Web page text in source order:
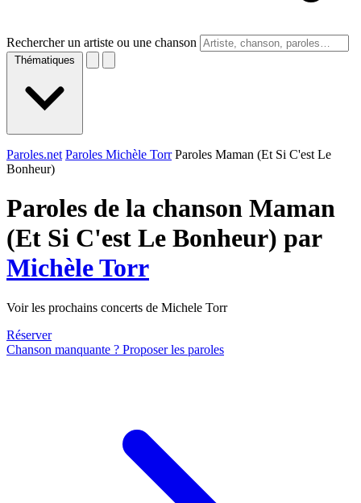
Rechercher un artiste ou une chanson
Thématiques
Paroles.net Paroles Michèle Torr Paroles Maman (Et Si C'est Le
Bonheur)
Paroles de la chanson Maman
(Et Si C'est Le Bonheur) par
Michèle Torr
Voir les prochains concerts de Michele Torr
Réserver
Chanson manquante ? Proposer les paroles